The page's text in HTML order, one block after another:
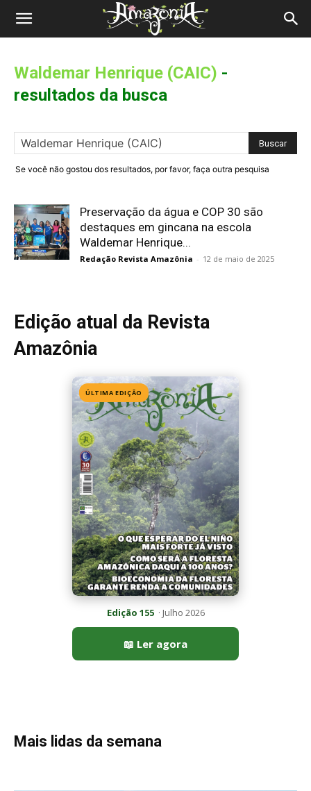
Revista
Waldemar Henrique (CAIC) -
resultados da busca
Se você não gostou dos resultados, por favor, faça outra pesquisa
Preservação da água e COP 30 são
destaques em gincana na escola
Waldemar Henrique...
Redação Revista Amazônia - 12 de maio de 2025
Edição atual da Revista
Amazônia
ÚLTIMA EDIÇÃO
Edição 155· Julho 2026
📖 Ler agora
Mais lidas da semana